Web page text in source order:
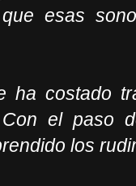
esas
ha costado
Con el
los